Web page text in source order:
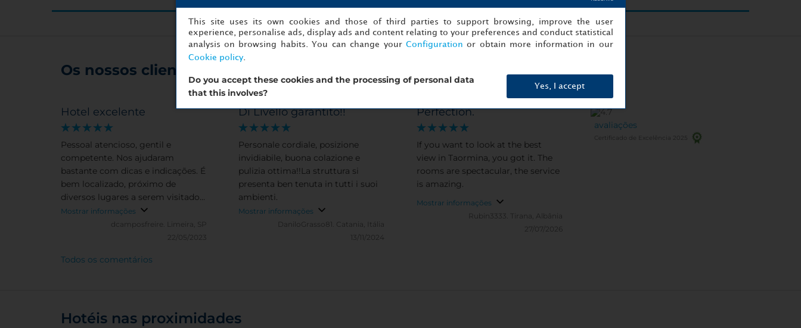
Os nossos clientes recomendam para...
Hotel excelente
Pessoal atencioso, gentil e
competente. Nos ajudaram
bastante com dicas e indicações. É
bem localizado, próximo de
diversos lugares a serem visitados.
O spa é sensacional, massagem
maravilhosa. Restaurante muito
bom, todos muito atenciosos.
Mostrar informações
dcamposfreire.
Limeira, SP
22/05/2023
Di Livello garantito!!
Personale cordiale, posizione
invidiabile, buona colazione e
pulizia ottima!!La struttura si
presenta ben tenuta in tutti i suoi
ambienti.
Mostrar informações
DaniloGrasso81.
Catania, Itália
13/11/2024
Perfection.
If you want to look at the best
view in Taormina, you got it. The
rooms are spectacular, the service
is amazing.
Mostrar informações
Rubin3333.
Tirana, Albânia
27/07/2026
avaliações
Certificado de Excelência 2025
Todos os comentários
Hotéis nas proximidades
This site uses its own cookies and those of third parties to support browsing, improve the user
experience, personalise ads, display ads and content relating to your preferences and conduct statistical
analysis on browsing habits. You can change your Configuration or obtain more information in our
Cookie policy.
Do you accept these cookies and the processing of personal data
that this involves?
Yes, I accept